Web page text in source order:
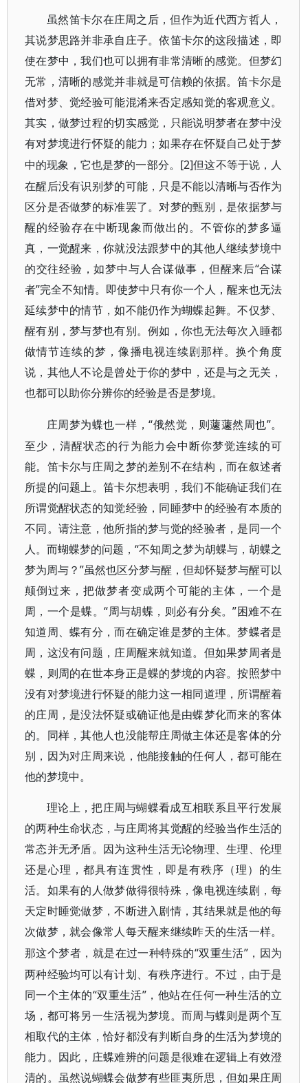
虽然笛卡尔在庄周之后，但作为近代西方哲人，
其说梦思路并非承自庄子。依笛卡尔的这段描述，即
使在梦中，我们也可以拥有非常清晰的感觉。但梦幻
无常，清晰的感觉并非就是可信赖的依据。笛卡尔是
借对梦、觉经验可能混淆来否定感知觉的客观意义。
其实，做梦过程的切实感觉，只能说明梦者在梦中没
有对梦境进行怀疑的能力；如果存在怀疑自己处于梦
中的现象，它也是梦的一部分。 [2]但这不等于说，人
在醒后没有识别梦的可能，只是不能以清晰与否作为
区分是否做梦的标准罢了。对梦的甄别，是依据梦与
醒的经验存在中断现象而做出的。不管你的梦多逼
真，一觉醒来，你就没法跟梦中的其他人继续梦境中
的交往经验，如梦中与人合谋做事，但醒来后“合谋
者”完全不知情。即使梦中只有你一个人，醒来也无法
延续梦中的情节，如不能仍作为蝴蝶起舞。不仅梦、
醒有别，梦与梦也有别。例如，你也无法每次入睡都
做情节连续的梦，像播电视连续剧那样。换个角度
说，其他人不论是曾处于你的梦中，还是与之无关，
也都可以助你分辨你的经验是否是梦境。
庄周梦为蝶也一样，“俄然觉，则蘧蘧然周也”。
至少，清醒状态的行为能力会中断你梦觉连续的可
能。笛卡尔与庄周之梦的差别不在结构，而在叙述者
所提的问题上。笛卡尔想表明，我们不能确证我们在
所谓觉醒状态的知觉经验，同睡梦中的经验有本质的
不同。请注意，他所指的梦与觉的经验者，是同一个
人。而蝴蝶梦的问题，“不知周之梦为胡蝶与，胡蝶之
梦为周与？”虽然也区分梦与醒，但却怀疑梦与醒可以
颠倒过来，把做梦者变成两个可能的主体，一个是
周，一个是蝶。“周与胡蝶，则必有分矣。”困难不在
知道周、蝶有分，而在确定谁是梦的主体。梦蝶者是
周，这没有问题，庄周醒来就知道。但如果梦周者是
蝶，则周的在世本身正是蝶的梦境的内容。按照梦中
没有对梦境进行怀疑的能力这一相同道理，所谓醒着
的庄周，是没法怀疑或确证他是由蝶梦化而来的客体
的。同样，其他人也没能帮庄周做主体还是客体的分
别，因为对庄周来说，他能接触的任何人，都可能在
他的梦境中。
理论上，把庄周与蝴蝶看成互相联系且平行发展
的两种生命状态，与庄周将其觉醒的经验当作生活的
常态并无矛盾。因为这种生活无论物理、生理、伦理
还是心理，都具有连贯性，即是有秩序（理）的生
活。如果有的人做梦做得很特殊，像电视连续剧，每
天定时睡觉做梦，不断进入剧情，其结果就是他的每
次做梦，就会像常人每天醒来继续昨天的生活一样。
那这个梦者，就是在过一种特殊的“双重生活”，因为
两种经验均可以有计划、有秩序进行。不过，由于是
同一个主体的“双重生活”，他站在任何一种生活的立
场，都可将另一生活视为梦境。而周与蝶则是两个互
相取代的主体，恰好都没有判断自身的生活为梦境的
能力。因此，庄蝶难辨的问题是很难在逻辑上有效澄
清的。虽然说蝴蝶会做梦有些匪夷所思，但如果庄周